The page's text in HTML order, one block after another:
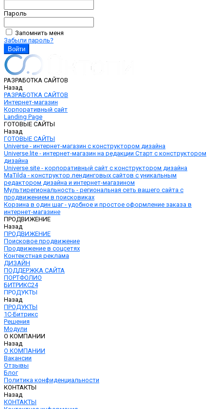
Пароль
Запомнить меня
Забыли пароль?
РАЗРАБОТКА САЙТОВ
Назад
РАЗРАБОТКА САЙТОВ
Интернет-магазин
Корпоративный сайт
Landing Page
ГОТОВЫЕ САЙТЫ
Назад
ГОТОВЫЕ САЙТЫ
Universe - интернет-магазин с конструктором дизайна
Universe.lite - интернет-магазин на редакции Старт с конструктором
дизайна
Universe.site - корпоративный сайт с конструктором дизайна
MaTilda - конструктор лендинговых сайтов с уникальным
редактором дизайна и интернет-магазином
Мультирегиональность - региональная сеть вашего сайта с
продвижением в поисковиках
Корзина в один шаг - удобное и простое оформление заказа в
интернет-магазине
ПРОДВИЖЕНИЕ
Назад
ПРОДВИЖЕНИЕ
Поисковое продвижение
Продвижение в соцсетях
Контекстная реклама
ДИЗАЙН
ПОДДЕРЖКА САЙТА
ПОРТФОЛИО
БИТРИКС24
ПРОДУКТЫ
Назад
ПРОДУКТЫ
1С-Битрикс
Решения
Модули
О КОМПАНИИ
Назад
О КОМПАНИИ
Вакансии
Отзывы
Блог
Политика конфиденциальности
КОНТАКТЫ
Назад
КОНТАКТЫ